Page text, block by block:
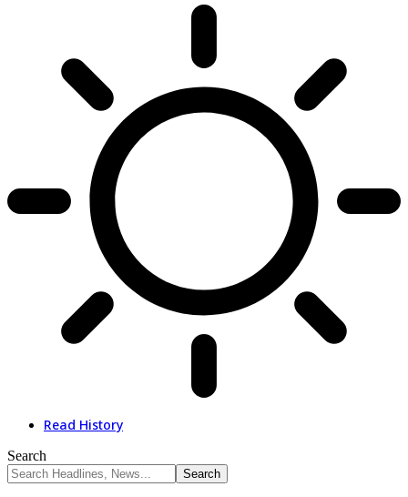
Read History
Search